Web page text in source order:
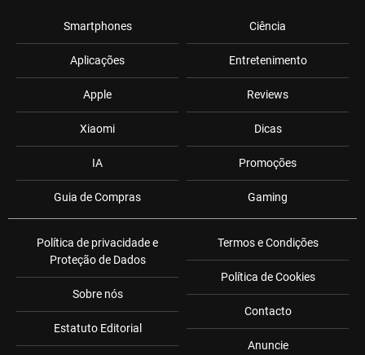
Smartphones
Aplicações
Apple
Xiaomi
IA
Guia de Compras
Ciência
Entretenimento
Reviews
Dicas
Promoções
Gaming
Política de privacidade e
Proteção de Dados
Sobre nós
Estatuto Editorial
Termos e Condições
Política de Cookies
Contacto
Anuncie